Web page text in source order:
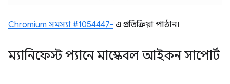
Chromium সমস্যা #1054447- এ প্রতিক্রিয়া পাঠান।
ম্যানিফেস্ট প্যানে মাস্কেবল আইকন সাপোর্ট